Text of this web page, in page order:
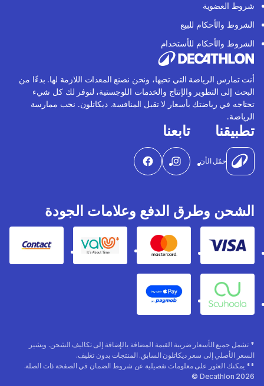
شروط العضوية
الشروط والأحكام للبيع
الشروط والأحكام للأستخدام
أنت تمارس الرياضة التي تحبها، ونحن نصنع المعدات اللازمة لها. بدءًا من
البحث إلى التطوير والإنتاج والخدمات اللوجستية، لنوفر لك كل شيء
تحتاجه في رياضتك بأسعار لا تقبل المنافسة. ديكاتلون. نحب ممارسة
الرياضة.
تطبيقنا
حمّل الأن
تابعنا
الشحن وطرق الدفع وعلامات الجودة
Visa
Mastercard
Valu
Contact
Souhoola
Apple Pay
* تشمل جميع الأسعار ضريبة القيمة المضافة بالإضافة إلى تكاليف الشحن. ويشير
السعر الأصلي إلى سعر ديكاتلون السابق. المنتجات بدون تغليف.
** يمكنك العثور على معلومات تفصيلية عن شروط الضمان في الصفحة ذات الصلة.
Decathlon 2026 ©